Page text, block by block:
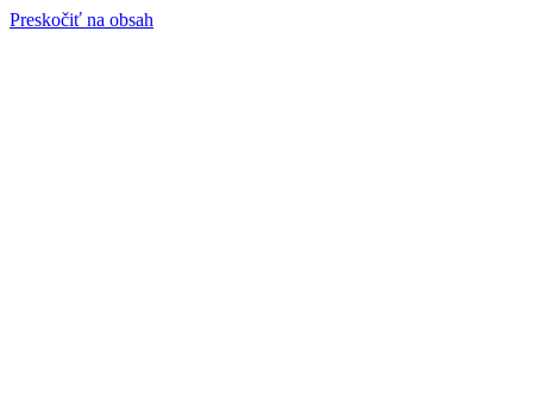
Preskočiť na obsah